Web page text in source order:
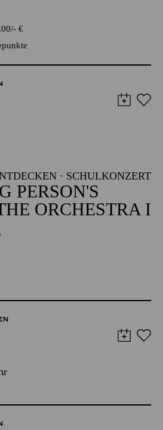
- €
· SCHULKONZERT
PERSON'S
ORCHESTRA I